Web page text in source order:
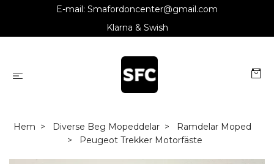
E-mail: Smafordoncenter@gmail.com
Klarna & Swish
Hem Diverse Beg Mopeddelar
Ramdelar Moped
Peugeot Trekker Motorfäste